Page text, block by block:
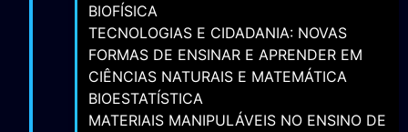
BIOFÍSICA
TECNOLOGIAS E CIDADANIA: NOVAS
FORMAS DE ENSINAR E APRENDER EM
CIÊNCIAS NATURAIS E MATEMÁTICA
BIOESTATÍSTICA
MATERIAIS MANIPULÁVEIS NO ENSINO DE